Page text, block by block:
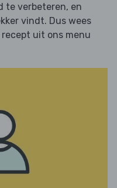
te verbeteren, en
vindt. Dus wees
uit ons menu